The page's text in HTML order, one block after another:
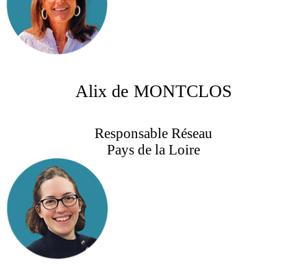
Alix de MONTCLOS
Responsable Réseau
Pays de la Loire